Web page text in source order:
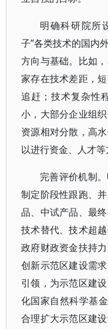
明确科研院所
子”各类技术的国内
方向与基础。比如
家存在技术差距，
追赶；技术复杂性
小，大部分企业组
资源相对分散，高
以进行资金、人才等
完善评价机制
制定阶段性跟跑、
品、中试产品、最
技术替代、技术超
政府财政资金扶持
创新示范区建设需
引领，为示范区建
化国家自然科学基
合理扩大示范区建